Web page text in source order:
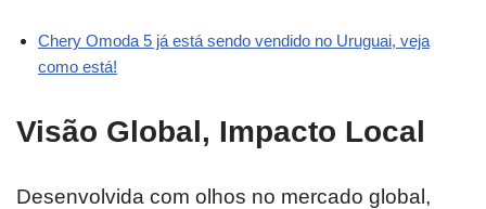
Chery Omoda 5 já está sendo vendido no Uruguai, veja
como está!
Visão Global, Impacto Local
Desenvolvida com olhos no mercado global,